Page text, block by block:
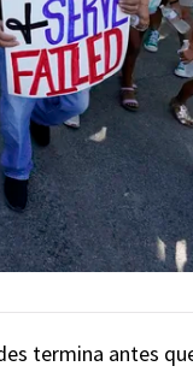
termina antes